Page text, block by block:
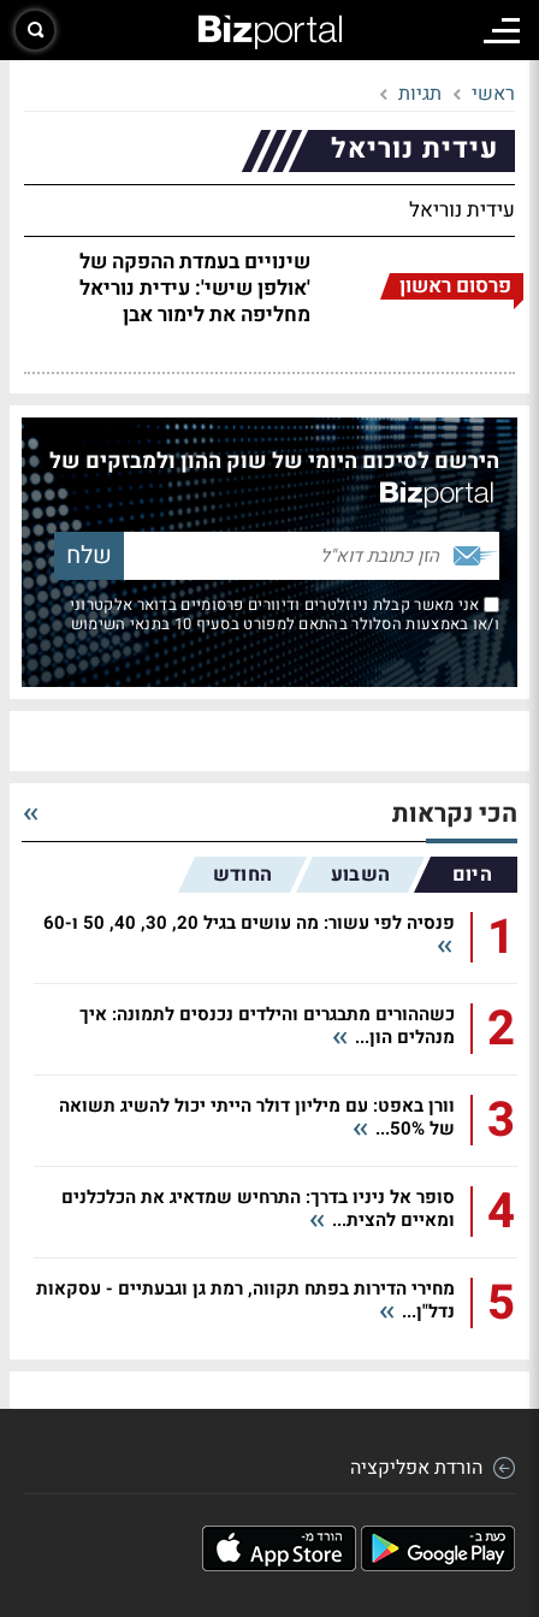
ראשי תגיות
עידית נוריאל
עידית נוריאל
פרסום ראשון
שינויים בעמדת ההפקה של
'אולפן שישי': עידית נוריאל
מחליפה את לימור אבן
הירשם לסיכום היומי של שוק ההון ולמבזקים של
אני מאשר קבלת ניוזלטרים ודיוורים פרסומיים בדואר אלקטרוני
ו/או באמצעות הסלולר בהתאם למפורט בסעיף 10 בתנאי השימוש
הכי נקראות
היום השבוע החודש
1 פנסיה לפי עשור: מה עושים בגיל 20, 30, 40, 50 ו-60
2
כשההורים מתבגרים והילדים נכנסים לתמונה: איך
מנהלים הון...
3
וורן באפט: עם מיליון דולר הייתי יכול להשיג תשואה
של 50%...
4
סופר אל ניניו בדרך: התרחיש שמדאיג את הכלכלנים
ומאיים להצית...
5
מחירי הדירות בפתח תקווה, רמת גן וגבעתיים - עסקאות
נדל"ן...
הורדת אפליקציה